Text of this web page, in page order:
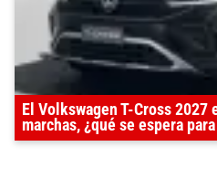
El Volkswagen T-Cross 2027
marchas, ¿qué se espera